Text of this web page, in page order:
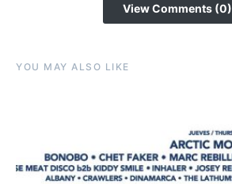
View Comments (0)
YOU MAY ALSO LIKE